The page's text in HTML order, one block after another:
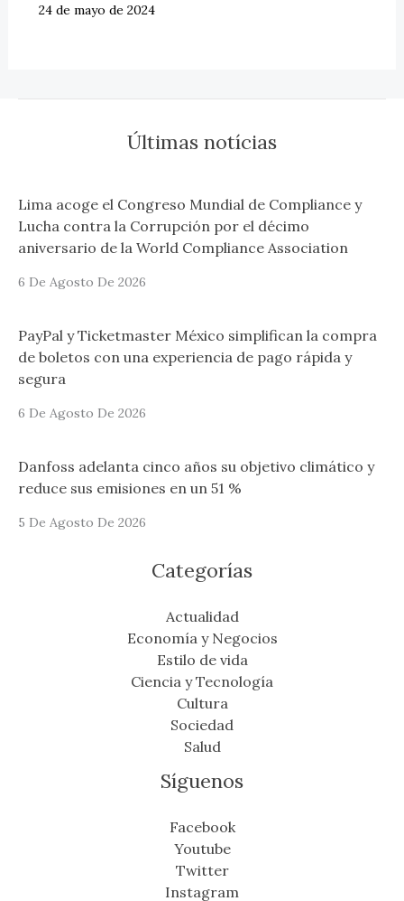
24 de mayo de 2024
Últimas notícias
Lima acoge el Congreso Mundial de Compliance y
Lucha contra la Corrupción por el décimo
aniversario de la World Compliance Association
6 De Agosto De 2026
PayPal y Ticketmaster México simplifican la compra
de boletos con una experiencia de pago rápida y
segura
6 De Agosto De 2026
Danfoss adelanta cinco años su objetivo climático y
reduce sus emisiones en un 51 %
5 De Agosto De 2026
Categorías
Actualidad
Economía y Negocios
Estilo de vida
Ciencia y Tecnología
Cultura
Sociedad
Salud
Síguenos
Facebook
Youtube
Twitter
Instagram